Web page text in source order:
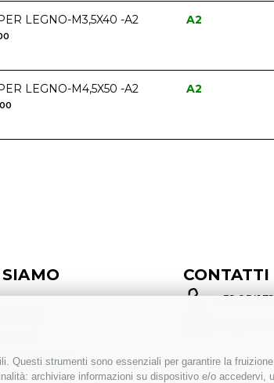
Questi strumenti sono essenziali per garantire la
archiviare informazioni su dispositivo e/o
LEGNO-M3,5X40 -A2 A2
LEGNO-M4,5X50 -A2 A2
51/i
(RN) | Italia
CONTATTI
+ 39 0541
SEGUICI